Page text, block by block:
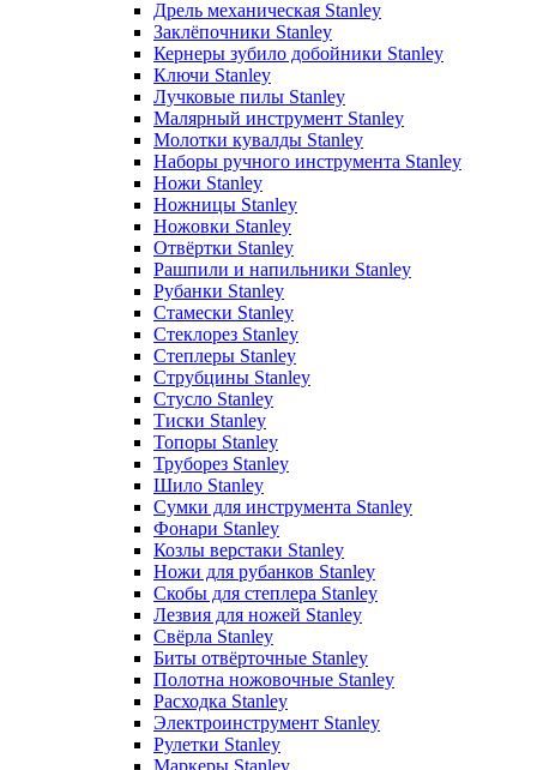
Дрель механическая Stanley
Заклёпочники Stanley
Кернеры зубило добойники Stanley
Ключи Stanley
Лучковые пилы Stanley
Малярный инструмент Stanley
Молотки кувалды Stanley
Наборы ручного инструмента Stanley
Ножи Stanley
Ножницы Stanley
Ножовки Stanley
Отвёртки Stanley
Рашпили и напильники Stanley
Рубанки Stanley
Стамески Stanley
Стеклорез Stanley
Степлеры Stanley
Струбцины Stanley
Стусло Stanley
Тиски Stanley
Топоры Stanley
Труборез Stanley
Шило Stanley
Сумки для инструмента Stanley
Фонари Stanley
Козлы верстаки Stanley
Ножи для рубанков Stanley
Скобы для степлера Stanley
Лезвия для ножей Stanley
Свёрла Stanley
Биты отвёрточные Stanley
Полотна ножовочные Stanley
Расходка Stanley
Электроинструмент Stanley
Рулетки Stanley
Маркеры Stanley